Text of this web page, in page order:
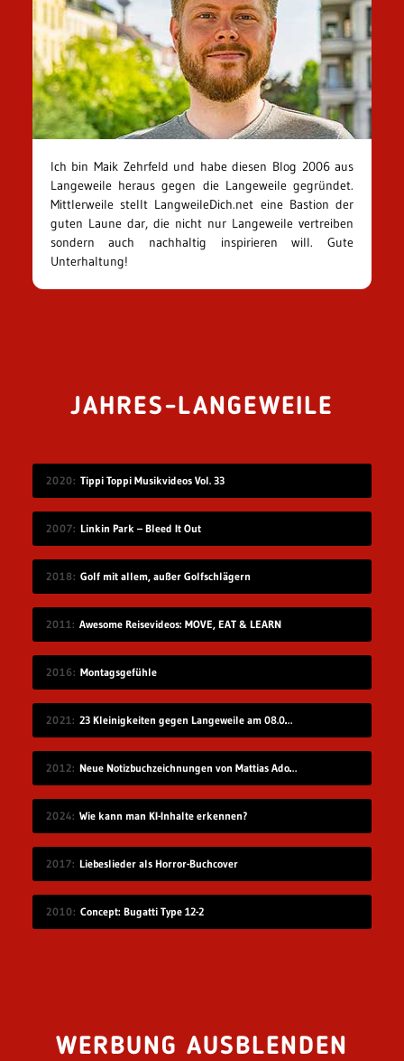
Ich bin Maik Zehrfeld und habe diesen Blog 2006 aus
Langeweile heraus gegen die Langeweile gegründet.
Mittlerweile stellt LangweileDich.net eine Bastion der
guten Laune dar, die nicht nur Langeweile vertreiben
sondern auch nachhaltig inspirieren will. Gute
Unterhaltung!
JAHRES-LANGEWEILE
2020 Tippi Toppi Musikvideos Vol. 33
2007 Linkin Park – Bleed It Out
2018 Golf mit allem, außer Golfschlägern
2011 Awesome Reisevideos: MOVE, EAT & LEARN
2016 Montagsgefühle
2021 23 Kleinigkeiten gegen Langeweile am 08.08.2021
2012 Neue Notizbuchzeichnungen von Mattias Adolfsson
2024 Wie kann man KI-Inhalte erkennen?
2017 Liebeslieder als Horror-Buchcover
2010 Concept: Bugatti Type 12-2
WERBUNG AUSBLENDEN